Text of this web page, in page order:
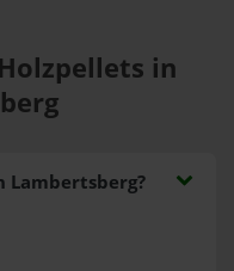
in
Lambertsberg?